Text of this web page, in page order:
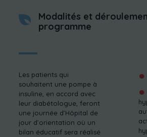
Modalités et
programme
Les patients qui
souhaitent une pompe à
insuline, en accord avec
leur diabétologue, feront
une journée d’Hôpital de
jour d’orientation où un
bilan éducatif sera réalisé